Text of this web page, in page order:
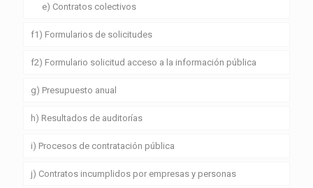
e) Contratos colectivos
f1) Formularios de solicitudes
f2) Formulario solicitud acceso a la información pública
g) Presupuesto anual
h) Resultados de auditorías
i) Procesos de contratación pública
j) Contratos incumplidos por empresas y personas